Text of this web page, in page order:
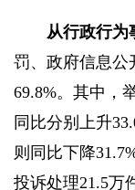
从行政行为
罚、政府信息公
69.8%。其中，
同比分别上升
则同比下降
投诉处理21.5万